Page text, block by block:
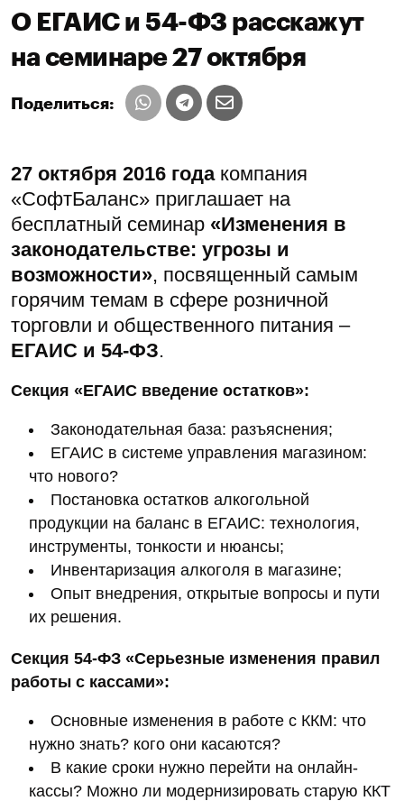
О ЕГАИС и 54-ФЗ расскажут
на семинаре 27 октября
Поделиться:
27 октября 2016 годакомпания
«СофтБаланс» приглашает на
бесплатный семинар «Изменения в
законодательстве: угрозы и
возможности», посвященный самым
горячим темам в сфере розничной
торговли и общественного питания –
ЕГАИС и 54-ФЗ.
Секция «ЕГАИС введение остатков»:
Законодательная база: разъяснения;
ЕГАИС в системе управления магазином:
что нового?
Постановка остатков алкогольной
продукции на баланс в ЕГАИС: технология,
инструменты, тонкости и нюансы;
Инвентаризация алкоголя в магазине;
Опыт внедрения, открытые вопросы и пути
их решения.
Секция 54-ФЗ «Серьезные изменения правил
работы с кассами»:
Основные изменения в работе с ККМ: что
нужно знать? кого они касаются?
В какие сроки нужно перейти на онлайн-
кассы? Можно ли модернизировать старую ККТ